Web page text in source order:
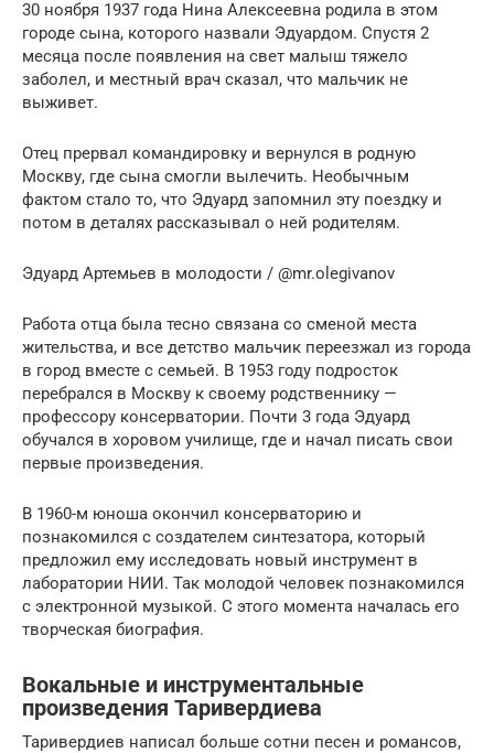
30 ноября 1937 года Нина Алексеевна родила в этом
городе сына, которого назвали Эдуардом. Спустя 2
месяца после появления на свет малыш тяжело
заболел, и местный врач сказал, что мальчик не
выживет.
Отец прервал командировку и вернулся в родную
Москву, где сына смогли вылечить. Необычным
фактом стало то, что Эдуард запомнил эту поездку и
потом в деталях рассказывал о ней родителям.
Эдуард Артемьев в молодости / @mr.olegivanov
Работа отца была тесно связана со сменой места
жительства, и все детство мальчик переезжал из города
в город вместе с семьей. В 1953 году подросток
перебрался в Москву к своему родственнику —
профессору консерватории. Почти 3 года Эдуард
обучался в хоровом училище, где и начал писать свои
первые произведения.
В 1960-м юноша окончил консерваторию и
познакомился с создателем синтезатора, который
предложил ему исследовать новый инструмент в
лаборатории НИИ. Так молодой человек познакомился
с электронной музыкой. С этого момента началась его
творческая биография.
Вокальные и инструментальные
произведения Таривердиева
Таривердиев написал больше сотни песен и романсов,